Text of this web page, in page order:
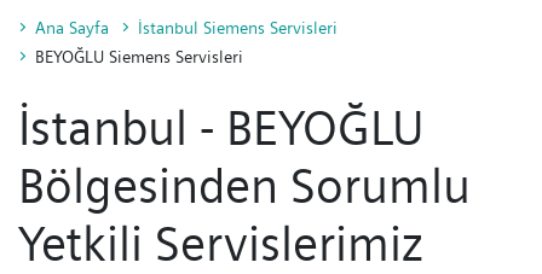
Performans, Kişiselleştirme, Hedefleme, Reklam ve Pazarlama
çerezleri
Kişiselleştirme, Hedefleme, Reklam, Pazarlama ve 3. Parti
Çerezleri
Ana Sayfa
İstanbul Siemens Servisleri
BEYOĞLU Siemens Servisleri
İstanbul - BEYOĞLU
Bölgesinden Sorumlu
Yetkili Servislerimiz